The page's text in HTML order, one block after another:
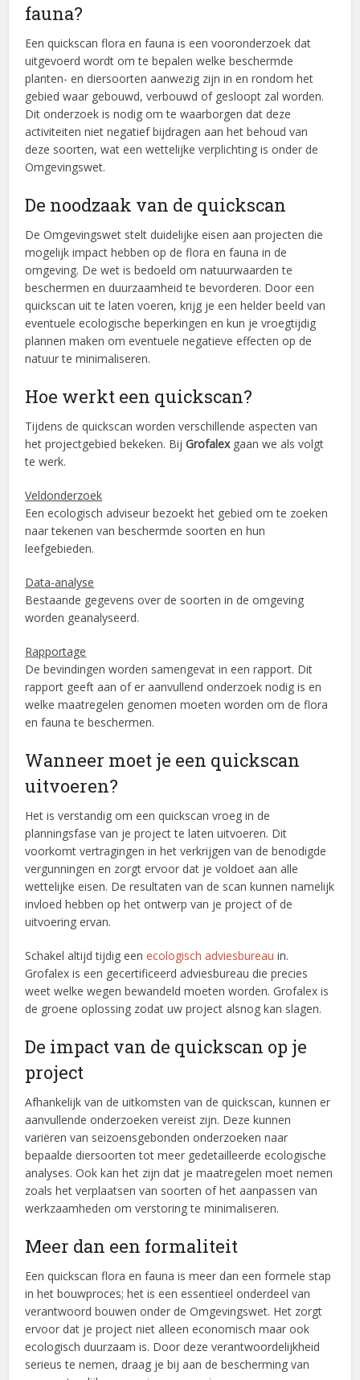
fauna?
Een quickscan flora en fauna is een vooronderzoek dat
uitgevoerd wordt om te bepalen welke beschermde
planten- en diersoorten aanwezig zijn in en rondom het
gebied waar gebouwd, verbouwd of gesloopt zal worden.
Dit onderzoek is nodig om te waarborgen dat deze
activiteiten niet negatief bijdragen aan het behoud van
deze soorten, wat een wettelijke verplichting is onder de
Omgevingswet.
De noodzaak van de quickscan
De Omgevingswet stelt duidelijke eisen aan projecten die
mogelijk impact hebben op de flora en fauna in de
omgeving. De wet is bedoeld om natuurwaarden te
beschermen en duurzaamheid te bevorderen. Door een
quickscan uit te laten voeren, krijg je een helder beeld van
eventuele ecologische beperkingen en kun je vroegtijdig
plannen maken om eventuele negatieve effecten op de
natuur te minimaliseren.
Hoe werkt een quickscan?
Tijdens de quickscan worden verschillende aspecten van
het projectgebied bekeken. BijGrofalex gaan we als volgt
te werk.
Veldonderzoek
Een ecologisch adviseur bezoekt het gebied om te zoeken
naar tekenen van beschermde soorten en hun
leefgebieden.
Data-analyse
Bestaande gegevens over de soorten in de omgeving
worden geanalyseerd.
Rapportage
De bevindingen worden samengevat in een rapport. Dit
rapport geeft aan of er aanvullend onderzoek nodig is en
welke maatregelen genomen moeten worden om de flora
en fauna te beschermen.
Wanneer moet je een quickscan
uitvoeren?
Het is verstandig om een quickscan vroeg in de
planningsfase van je project te laten uitvoeren. Dit
voorkomt vertragingen in het verkrijgen van de benodigde
vergunningen en zorgt ervoor dat je voldoet aan alle
wettelijke eisen. De resultaten van de scan kunnen namelijk
invloed hebben op het ontwerp van je project of de
uitvoering ervan.
Schakel altijd tijdig eenecologisch adviesbureau in.
Grofalex is een gecertificeerd adviesbureau die precies
weet welke wegen bewandeld moeten worden. Grofalex is
de groene oplossing zodat uw project alsnog kan slagen.
De impact van de quickscan op je
project
Afhankelijk van de uitkomsten van de quickscan, kunnen er
aanvullende onderzoeken vereist zijn. Deze kunnen
variëren van seizoensgebonden onderzoeken naar
bepaalde diersoorten tot meer gedetailleerde ecologische
analyses. Ook kan het zijn dat je maatregelen moet nemen
zoals het verplaatsen van soorten of het aanpassen van
werkzaamheden om verstoring te minimaliseren.
Meer dan een formaliteit
Een quickscan flora en fauna is meer dan een formele stap
in het bouwproces; het is een essentieel onderdeel van
verantwoord bouwen onder de Omgevingswet. Het zorgt
ervoor dat je project niet alleen economisch maar ook
ecologisch duurzaam is. Door deze verantwoordelijkheid
serieus te nemen, draag je bij aan de bescherming van